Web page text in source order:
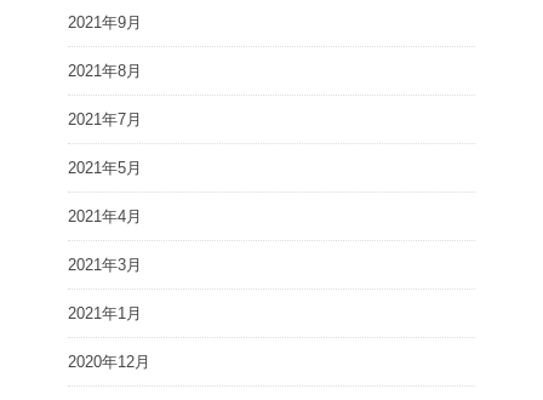
2021年9月
2021年8月
2021年7月
2021年5月
2021年4月
2021年3月
2021年1月
2020年12月